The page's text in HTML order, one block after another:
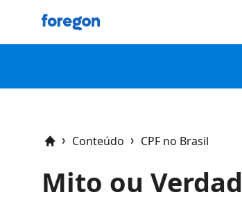
Foregon.com
HomeConteúdo CPF no Brasil
Mito ou